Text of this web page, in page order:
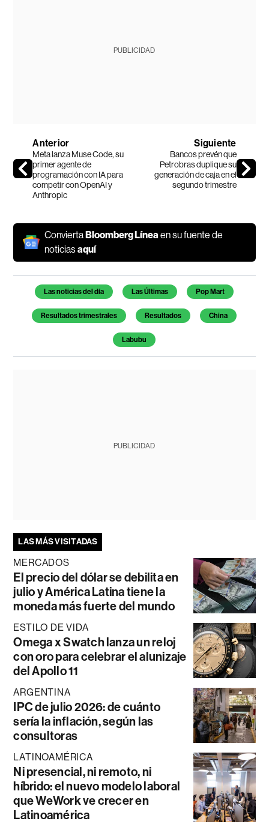
PUBLICIDAD
Anterior
Meta lanza Muse Code, su
primer agente de
programación con IA para
competir con OpenAI y
Anthropic
Siguiente
Bancos prevén que
Petrobras duplique su
generación de caja en el
segundo trimestre
ConviertaBloomberg Línea en su fuente de
noticiasaquí
Temas de este artículo
Las noticias del día Las Últimas Pop Mart
Resultados trimestrales Resultados China
Labubu
PUBLICIDAD
LAS MÁS VISITADAS
MERCADOS
El precio del dólar se debilita en
julio y América Latina tiene la
moneda más fuerte del mundo
ESTILO DE VIDA
Omega x Swatch lanza un reloj
con oro para celebrar el alunizaje
del Apollo 11
ARGENTINA
IPC de julio 2026: de cuánto
sería la inflación, según las
consultoras
LATINOAMÉRICA
Ni presencial, ni remoto, ni
híbrido: el nuevo modelo laboral
que WeWork ve crecer en
Latinoamérica